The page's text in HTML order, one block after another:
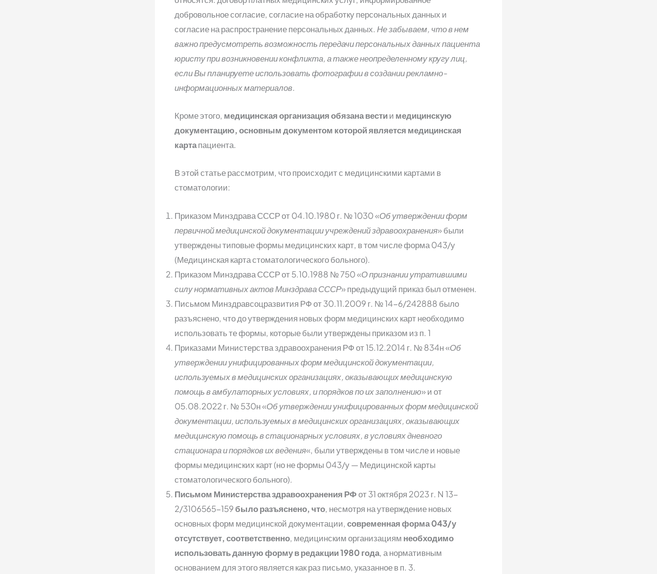
добровольное согласие, согласие на обработку персональных данных и
согласие на распространение персональных данных. Не забываем, что в нем
важно предусмотреть возможность передачи персональных данных пациента
юристу при возникновении конфликта, а также неопределенному кругу лиц,
если Вы планируете использовать фотографии в создании рекламно-
информационных материалов.
Кроме этого, медицинская организация обязана вестии медицинскую
документацию, основным документом которой является медицинская
картапациента.
В этой статье рассмотрим, что происходит с медицинскими картами в
стоматологии:
Приказом Минздрава СССР от 04.10.1980 г. № 1030 «Об утверждении форм
первичной медицинской документации учреждений здравоохранения» были
утверждены типовые формы медицинских карт, в том числе форма 043/у
(Медицинская карта стоматологического больного).
Приказом Минздрава СССР от 5.10.1988 № 750 «О признании утратившими
силу нормативных актов Минздрава СССР» предыдущий приказ был отменен.
Письмом Минздравсоцразвития РФ от 30.11.2009 г. № 14-6/242888 было
разъяснено, что до утверждения новых форм медицинских карт необходимо
использовать те формы, которые были утверждены приказом из п. 1
Приказами Министерства здравоохранения РФ от 15.12.2014 г. № 834н «Об
утверждении унифицированных форм медицинской документации,
используемых в медицинских организациях, оказывающих медицинскую
помощь в амбулаторных условиях, и порядков по их заполнению» и от
05.08.2022 г. № 530н «Об утверждении унифицированных форм медицинской
документации, используемых в медицинских организациях, оказывающих
медицинскую помощь в стационарных условиях, в условиях дневного
стационара и порядков их ведения«, были утверждены в том числе и новые
формы медицинских карт (но не формы 043/у — Медицинской карты
стоматологического больного).
Письмом Министерства здравоохранения РФот 31 октября 2023 г. N 13-
2/3106565-159было разъяснено, что, несмотря на утверждение новых
основных форм медицинской документации, современная форма 043/у
отсутствует, соответственно, медицинским организациям необходимо
использовать данную форму в редакции 1980 года, а нормативным
основанием для этого является как раз письмо, указанное в п. 3.